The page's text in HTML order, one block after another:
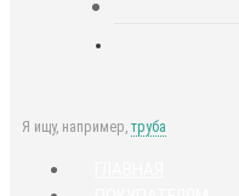
Я ищу, например, труба